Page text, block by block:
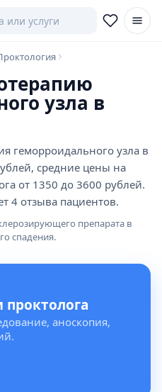
узла в
геморроидального узла в
средние цены на
от 1350 до 3600 рублей.
4 отзыва пациентов.
препарата в
спадения.
аноскопия,